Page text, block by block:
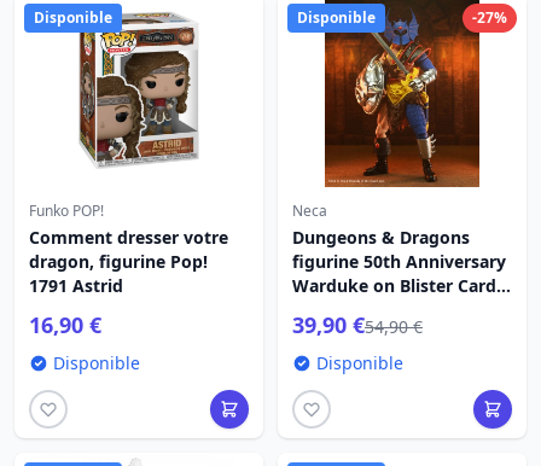
Disponible
Funko POP!
Comment dresser votre
dragon, figurine Pop!
1791 Astrid
16,90 €
Disponible
-27%
Disponible
Neca
Dungeons & Dragons
figurine 50th Anniversary
Warduke on Blister Card
39,90 €54,90 €
Disponible